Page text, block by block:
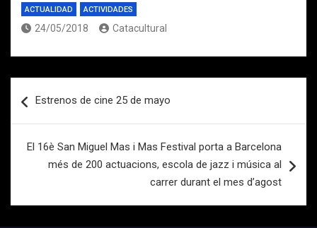
ACTUALIDAD ACTIVIDADES
24/05/2018 Catacultural
de
Estrenos de cine 25 de mayo
El 16è San Miguel Mas i Mas Festival porta a Barcelona
més de 200 actuacions, escola de jazz i música al
carrer durant el mes d’agost